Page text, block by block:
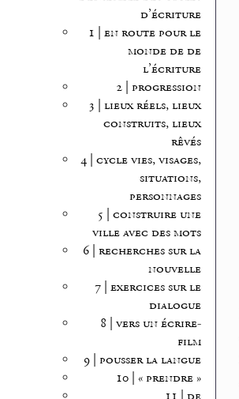
d’écriture
1 | en route pour le
monde de de
l’écriture
2 | progression
3 | lieux réels, lieux
construits, lieux
rêvés
4 | cycle vies, visages,
situations,
personnages
5 | construire une
ville avec des mots
6 | recherches sur la
nouvelle
7 | exercices sur le
dialogue
8 | vers un écrire-
film
9 | pousser la langue
10 | « prendre »